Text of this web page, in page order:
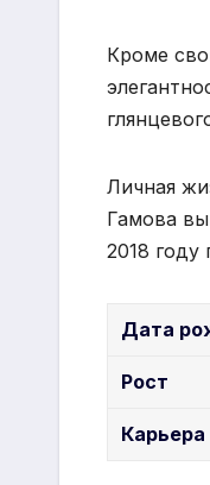
Кроме
Личная
Гамова
2018 году
Дата
Рост
Карьера